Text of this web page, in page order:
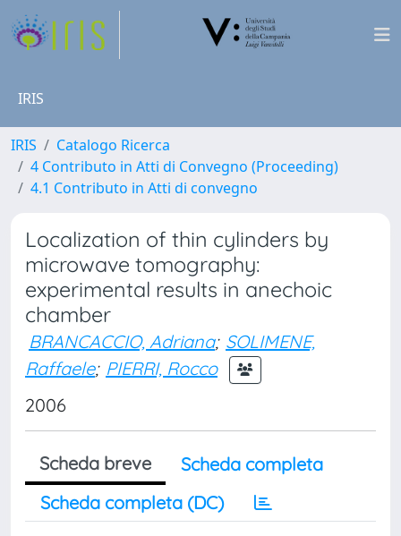
IRIS
IRIS
Catalogo Ricerca
4 Contributo in Atti di Convegno (Proceeding)
4.1 Contributo in Atti di convegno
Localization of thin cylinders by
microwave tomography:
experimental results in anechoic
chamber
BRANCACCIO, Adriana; SOLIMENE,
Raffaele; PIERRI, Rocco
2006
Scheda breve
Scheda completa
Scheda completa (DC)